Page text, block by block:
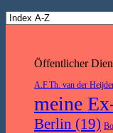
Öffentlicher
A.F.Th. van der
meine
Berlin (19)